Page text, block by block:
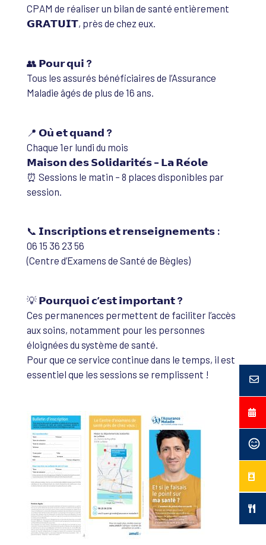
CPAM de réaliser un bilan de santé entièrement
𝗚𝗥𝗔𝗧𝗨𝗜𝗧, près de chez eux.
👥 𝗣𝗼𝘂𝗿 𝗾𝘂𝗶 ?
Tous les assurés bénéficiaires de l’Assurance
Maladie âgés de plus de 16 ans.
📍 𝗢𝘂̀ 𝗲𝘁 𝗾𝘂𝗮𝗻𝗱 ?
Chaque 1er lundi du mois
𝗠𝗮𝗶𝘀𝗼𝗻 𝗱𝗲𝘀 𝗦𝗼𝗹𝗶𝗱𝗮𝗿𝗶𝘁𝗲́𝘀 – 𝗟𝗮 𝗥𝗲́𝗼𝗹𝗲
⏰ Sessions le matin – 8 places disponibles par
session.
📞 𝗜𝗻𝘀𝗰𝗿𝗶𝗽𝘁𝗶𝗼𝗻𝘀 𝗲𝘁 𝗿𝗲𝗻𝘀𝗲𝗶𝗴𝗻𝗲𝗺𝗲𝗻𝘁𝘀 :
06 15 36 23 56
(Centre d’Examens de Santé de Bègles)
💡 𝗣𝗼𝘂𝗿𝗾𝘂𝗼𝗶 𝗰’𝗲𝘀𝘁 𝗶𝗺𝗽𝗼𝗿𝘁𝗮𝗻𝘁 ?
Ces permanences permettent de faciliter l’accès
aux soins, notamment pour les personnes
éloignées du système de santé.
Pour que ce service continue dans le temps, il est
essentiel que les sessions se remplissent !